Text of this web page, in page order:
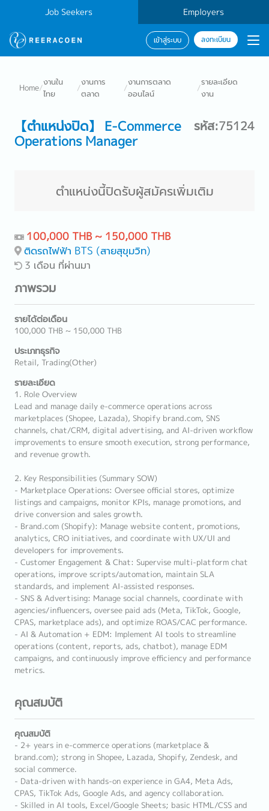
Job Seekers Employers
เข้าสู่ระบบ ลงทะเบียน
Home/
งานใน
ไทย
/
งานการ
ตลาด
/
งานการตลาด
ออนไลน์
/
รายละเอียด
งาน
【ตำแหน่งปิด】 E-Commerce
Operations Manager
รหัส:75124
ตำแหน่งนี้ปิดรับผู้สมัครเพิ่มเติม
100,000 THB ~ 150,000 THB
ติดรถไฟฟ้า BTS (สายสุขุมวิท)
3 เดือน ที่ผ่านมา
ภาพรวม
รายได้ต่อเดือน
100,000 THB ~ 150,000 THB
ประเภทธุรกิจ
Retail, Trading(Other)
รายละเอียด
1. Role Overview
Lead and manage daily e-commerce operations across
marketplaces (Shopee, Lazada), Shopify brand.com, SNS
channels, chat/CRM, digital advertising, and AI-driven workflow
improvements to ensure smooth execution, strong performance,
and revenue growth.
2. Key Responsibilities (Summary SOW)
- Marketplace Operations: Oversee official stores, optimize
listings and campaigns, monitor KPIs, manage promotions, and
drive conversion and sales growth.
- Brand.com (Shopify): Manage website content, promotions,
analytics, CRO initiatives, and coordinate with UX/UI and
developers for improvements.
- Customer Engagement & Chat: Supervise multi-platform chat
operations, improve scripts/automation, maintain SLA
standards, and implement AI-assisted responses.
- SNS & Advertising: Manage social channels, coordinate with
agencies/influencers, oversee paid ads (Meta, TikTok, Google,
CPAS, marketplace ads), and optimize ROAS/CAC performance.
- AI & Automation + EDM: Implement AI tools to streamline
operations (content, reports, ads, chatbot), manage EDM
campaigns, and continuously improve efficiency and performance
metrics.
คุณสมบัติ
คุณสมบัติ
- 2+ years in e-commerce operations (marketplace &
brand.com); strong in Shopee, Lazada, Shopify, Zendesk, and
social commerce.
- Data-driven with hands-on experience in GA4, Meta Ads,
CPAS, TikTok Ads, Google Ads, and agency collaboration.
- Skilled in AI tools, Excel/Google Sheets; basic HTML/CSS and